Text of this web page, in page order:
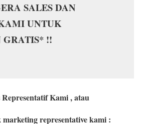
SALES DAN
UNTUK
GRATIS* !!
Kami , atau
representative kami :